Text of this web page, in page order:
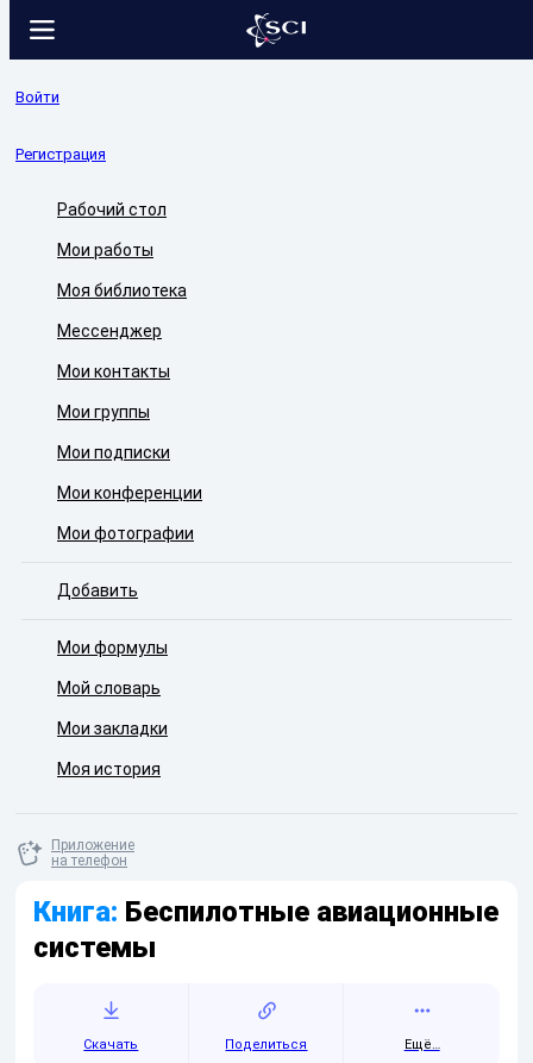
Войти
Регистрация
Рабочий стол
Мои работы
Моя библиотека
Мессенджер
Мои контакты
Мои группы
Мои подписки
Мои конференции
Мои фотографии
Добавить
Мои формулы
Мой словарь
Мои закладки
Моя история
Приложение
на телефон
Книга: Беспилотные авиационные
системы
Скачать Поделиться Ещё…